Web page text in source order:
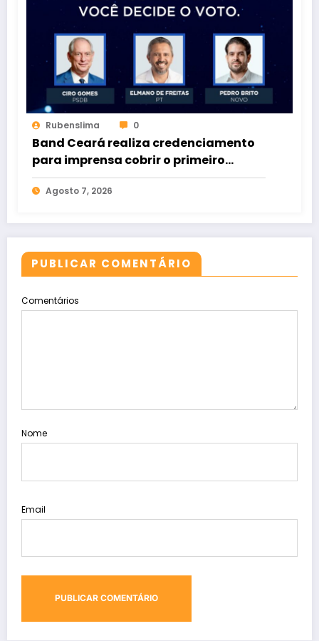
Rubenslima 0
Band Ceará realiza credenciamento
para imprensa cobrir o primeiro
debate entre candidatos ao Governo
do Estado
Agosto 7, 2026
PUBLICAR COMENTÁRIO
Comentários
Nome
Email